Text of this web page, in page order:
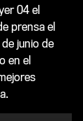
04 el
prensa el
junio de
en el